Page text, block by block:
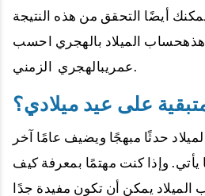
أيضًا التحقق من هذه النتيجة
الميلاد بالهجري احسب
عمريبالهجري الزمني.
على عيد ميلادي؟
حدثًا مبهجًا ويضيف عامًا آخر
وإذا كنت مهتمًا بمعرفة كيف
يمكن أن تكون مفيدة جدًا